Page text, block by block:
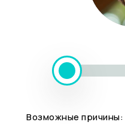
Возможные причины: